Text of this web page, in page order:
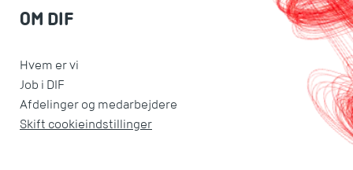
OM DIF
Hvem er vi
Job i DIF
Afdelinger og medarbejdere
Skift cookieindstillinger